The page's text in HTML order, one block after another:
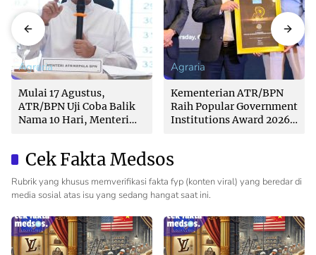
Agraria
Mulai 17 Agustus,
ATR/BPN Uji Coba Balik
Nama 10 Hari, Menteri
Agraria
Kementerian ATR/BPN
Raih Popular Government
Institutions Award 2026
Cek Fakta Medsos
Rubrik yang khusus memverifikasi fakta fyp (konten viral) yang beredar di
media sosial atas isu yang sedang hangat saat ini.